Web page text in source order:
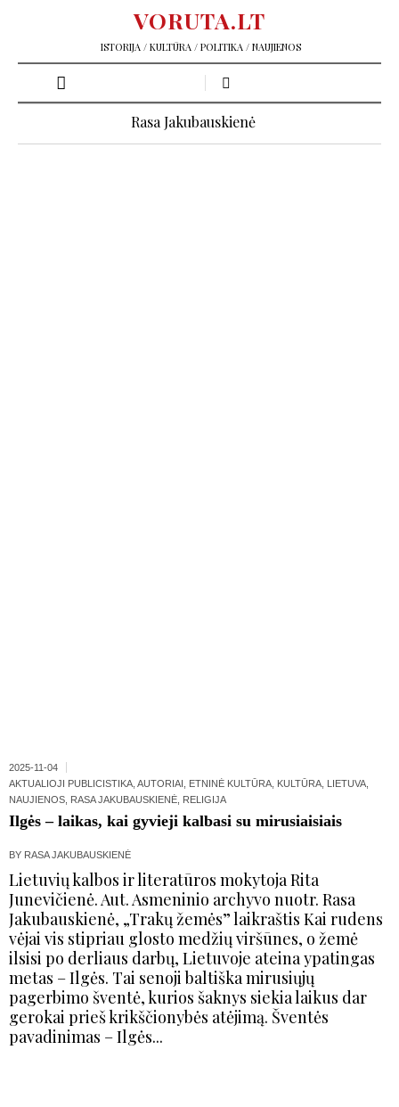
VORUTA.LT
ISTORIJA / KULTŪRA / POLITIKA / NAUJIENOS
Rasa Jakubauskienė
2025-11-04
AKTUALIOJI PUBLICISTIKA AUTORIAI ETNINĖ KULTŪRA KULTŪRA LIETUVA
NAUJIENOS RASA JAKUBAUSKIENĖ RELIGIJA
Ilgės – laikas, kai gyvieji kalbasi su mirusiaisiais
BY RASA JAKUBAUSKIENĖ
Lietuvių kalbos ir literatūros mokytoja Rita
Junevičienė. Aut. Asmeninio archyvo nuotr. Rasa
Jakubauskienė, „Trakų žemės” laikraštis Kai rudens
vėjai vis stipriau glosto medžių viršūnes, o žemė
ilsisi po derliaus darbų, Lietuvoje ateina ypatingas
metas – Ilgės. Tai senoji baltiška mirusiųjų
pagerbimo šventė, kurios šaknys siekia laikus dar
gerokai prieš krikščionybės atėjimą. Šventės
pavadinimas – Ilgės...